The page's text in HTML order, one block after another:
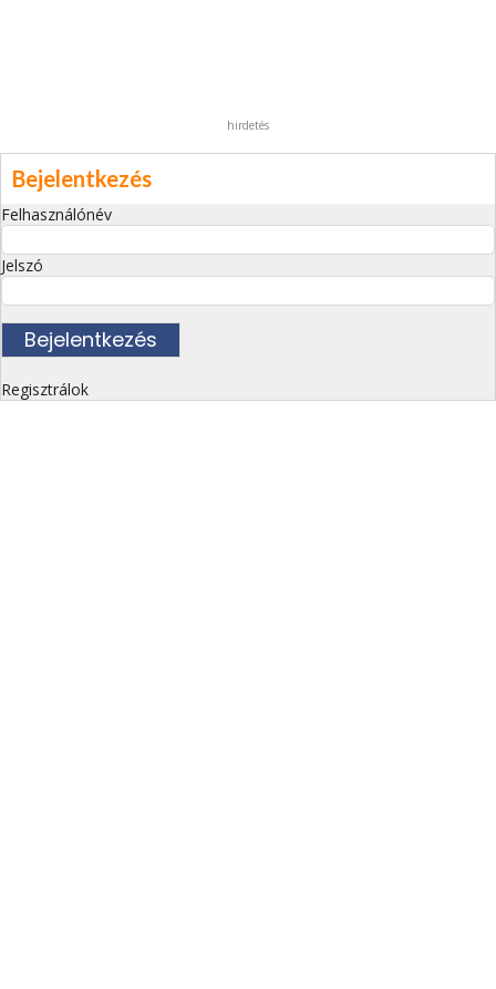
hirdetés
Bejelentkezés
Felhasználónév
Jelszó
Regisztrálok